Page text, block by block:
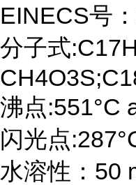
EINECS号
分子式
沸点:551°C
闪光点
水溶性：50